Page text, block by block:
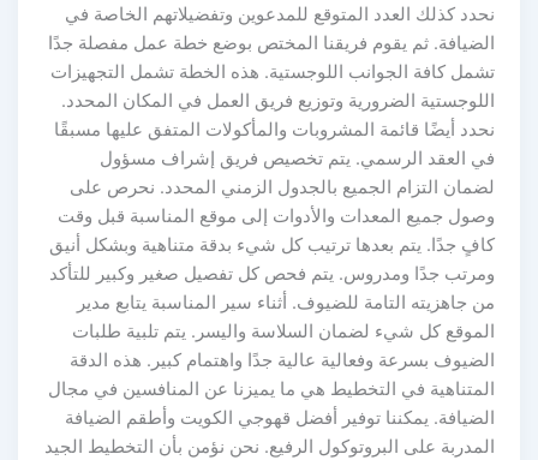
نحدد كذلك العدد المتوقع للمدعوين وتفضيلاتهم الخاصة في
الضيافة. ثم يقوم فريقنا المختص بوضع خطة عمل مفصلة جدًا
تشمل كافة الجوانب اللوجستية. هذه الخطة تشمل التجهيزات
اللوجستية الضرورية وتوزيع فريق العمل في المكان المحدد.
نحدد أيضًا قائمة المشروبات والمأكولات المتفق عليها مسبقًا
في العقد الرسمي. يتم تخصيص فريق إشراف مسؤول
لضمان التزام الجميع بالجدول الزمني المحدد. نحرص على
وصول جميع المعدات والأدوات إلى موقع المناسبة قبل وقت
كافٍ جدًا. يتم بعدها ترتيب كل شيء بدقة متناهية وبشكل أنيق
ومرتب جدًا ومدروس. يتم فحص كل تفصيل صغير وكبير للتأكد
من جاهزيته التامة للضيوف. أثناء سير المناسبة يتابع مدير
الموقع كل شيء لضمان السلاسة واليسر. يتم تلبية طلبات
الضيوف بسرعة وفعالية عالية جدًا واهتمام كبير. هذه الدقة
المتناهية في التخطيط هي ما يميزنا عن المنافسين في مجال
الضيافة. يمكننا توفير أفضل قهوجي الكويت وأطقم الضيافة
المدربة على البروتوكول الرفيع. نحن نؤمن بأن التخطيط الجيد